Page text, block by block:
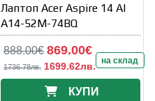
Лаптоп Acer Aspire 14 AI
A14-52M-74BQ
888.00€ 869.00€
1736.78лв. 1699.62лв. на склад
КУПИ